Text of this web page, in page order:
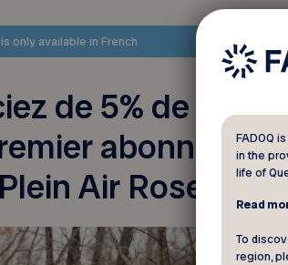
only available in French
de 5% de
Air Rosemont
FADOQ
in the
life of
Read
To
region,